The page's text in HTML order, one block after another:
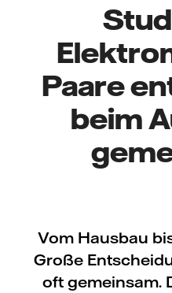
Paare
beim
Vom Hausbau
Große
oft gemeinsam.